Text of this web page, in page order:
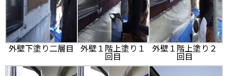
外壁下塗り二層目 外壁１階上塗り１
回目
外壁１階上塗り２
回目